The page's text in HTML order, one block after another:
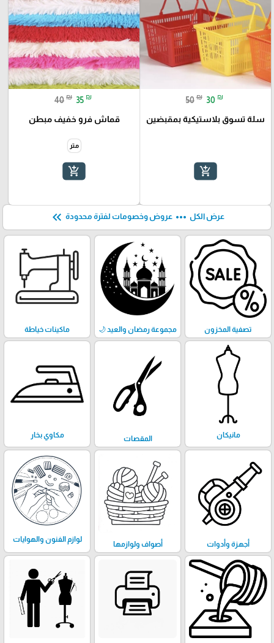
50 ₪ 30 ₪
سلة تسوق بلاستيكية بمقبضين
add_shopping_cart
40 ₪ 35 ₪
قماش فرو خفيف مبطن
متر
add_shopping_cart
عرض الكل more_horiz عروض وخصومات لفترة محدودة keyboard_double_arrow_left
تصفية المخزون مجموعة رمضان والعيد 🌙 ماكينات خياطة
مانيكان المقصات مكاوي بخار
أجهزة وأدوات أصواف ولوازمها
لوازم الفنون والهوايات